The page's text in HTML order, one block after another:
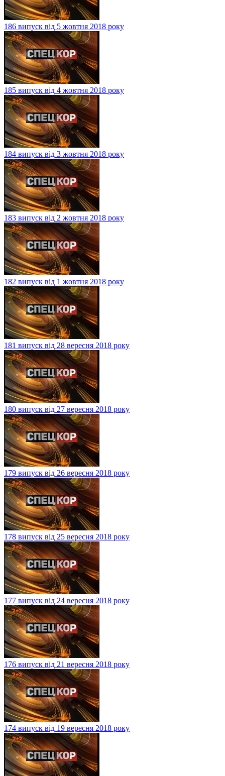
186 випуск від 5 жовтня 2018 року
185 випуск від 4 жовтня 2018 року
184 випуск від 3 жовтня 2018 року
183 випуск від 2 жовтня 2018 року
182 випуск від 1 жовтня 2018 року
181 випуск від 28 вересня 2018 року
180 випуск від 27 вересня 2018 року
179 випуск від 26 вересня 2018 року
178 випуск від 25 вересня 2018 року
177 випуск від 24 вересня 2018 року
176 випуск від 21 вересня 2018 року
174 випуск від 19 вересня 2018 року